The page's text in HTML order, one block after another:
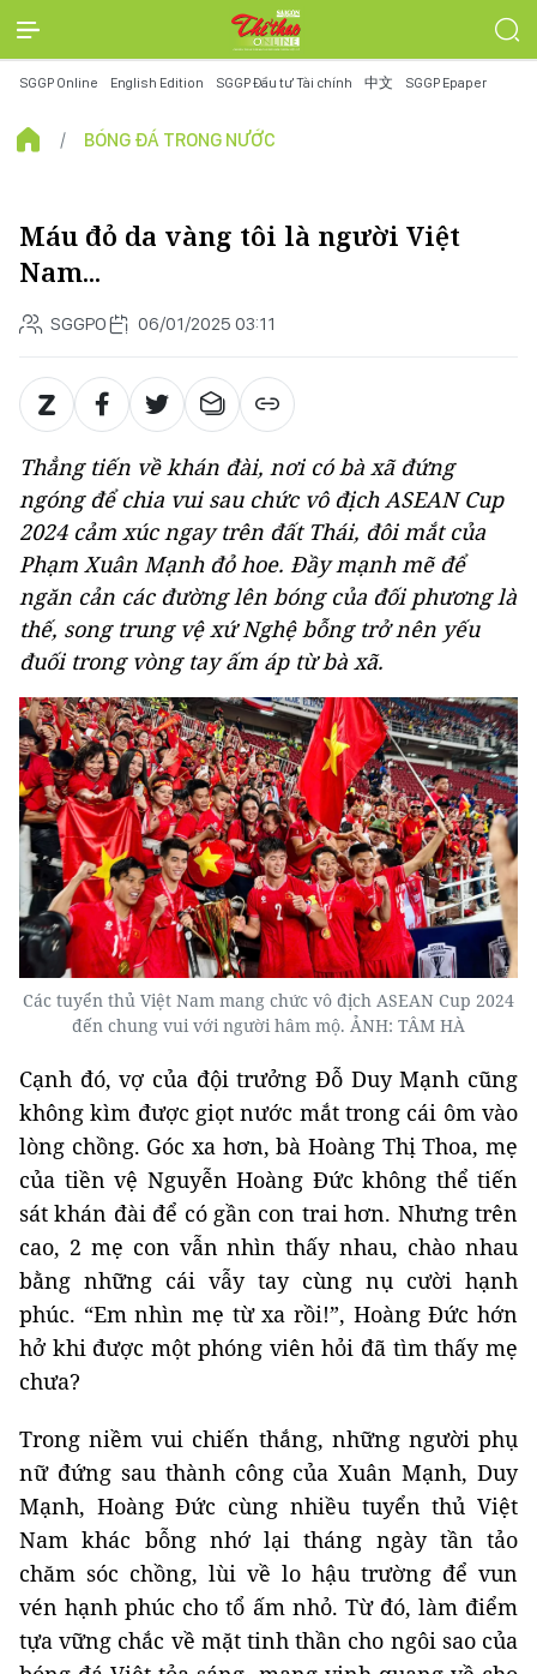
SGGP Online English Edition SGGP Đầu tư Tài chính 中文 SGGP Epaper
BÓNG ĐÁ TRONG NƯỚC
Máu đỏ da vàng tôi là người Việt
Nam...
SGGPO 06/01/2025 03:11
Thẳng tiến về khán đài, nơi có bà xã đứng
ngóng để chia vui sau chức vô địch ASEAN Cup
2024 cảm xúc ngay trên đất Thái, đôi mắt của
Phạm Xuân Mạnh đỏ hoe. Đầy mạnh mẽ để
ngăn cản các đường lên bóng của đối phương là
thế, song trung vệ xứ Nghệ bỗng trở nên yếu
đuối trong vòng tay ấm áp từ bà xã.
Các tuyển thủ Việt Nam mang chức vô địch ASEAN Cup 2024
đến chung vui với người hâm mộ. ẢNH: TÂM HÀ
Cạnh đó, vợ của đội trưởng Đỗ Duy Mạnh cũng
không kìm được giọt nước mắt trong cái ôm vào
lòng chồng. Góc xa hơn, bà Hoàng Thị Thoa, mẹ
của tiền vệ Nguyễn Hoàng Đức không thể tiến
sát khán đài để có gần con trai hơn. Nhưng trên
cao, 2 mẹ con vẫn nhìn thấy nhau, chào nhau
bằng những cái vẫy tay cùng nụ cười hạnh
phúc. “Em nhìn mẹ từ xa rồi!”, Hoàng Đức hớn
hở khi được một phóng viên hỏi đã tìm thấy mẹ
chưa?
Trong niềm vui chiến thắng, những người phụ
nữ đứng sau thành công của Xuân Mạnh, Duy
Mạnh, Hoàng Đức cùng nhiều tuyển thủ Việt
Nam khác bỗng nhớ lại tháng ngày tần tảo
chăm sóc chồng, lùi về lo hậu trường để vun
vén hạnh phúc cho tổ ấm nhỏ. Từ đó, làm điểm
tựa vững chắc về mặt tinh thần cho ngôi sao của